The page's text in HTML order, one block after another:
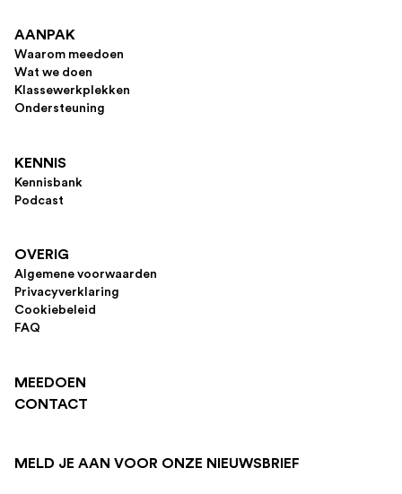
AANPAK
Waarom meedoen
Wat we doen
Klassewerkplekken
Ondersteuning
KENNIS
Kennisbank
Podcast
OVERIG
Algemene voorwaarden
Privacyverklaring
Cookiebeleid
FAQ
MEEDOEN
CONTACT
MELD JE AAN VOOR ONZE NIEUWSBRIEF